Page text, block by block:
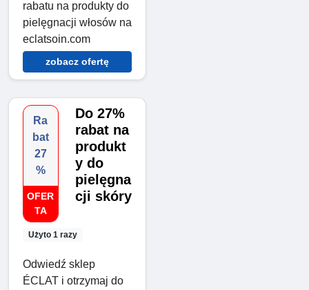
rabatu na produkty do
pielęgnacji włosów na
eclatsoin.com
zobacz ofertę
Ra
bat
27
%
OFER
TA
Użyto 1 razy
Do 27%
rabat na
produkt
y do
pielęgna
cji skóry
Odwiedź sklep
ÉCLAT i otrzymaj do